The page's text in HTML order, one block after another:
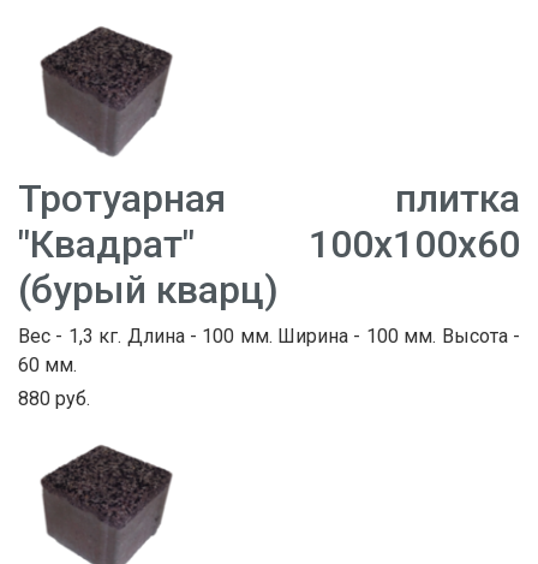
Тротуарная плитка
"Квадрат" 100х100х60
(бурый кварц)
Вес - 1,3 кг. Длина - 100 мм. Ширина - 100 мм. Высота -
60 мм.
880 руб.